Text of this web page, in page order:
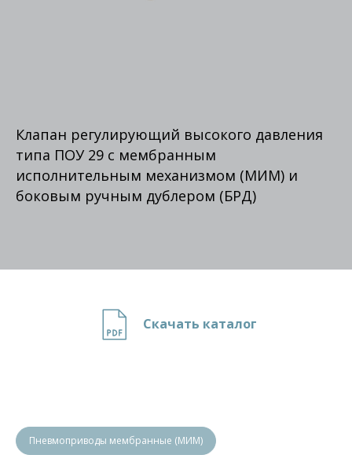
Клапан регулирующий высокого давления
типа ПОУ 29 с мембранным
исполнительным механизмом (МИМ) и
боковым ручным дублером (БРД)
Скачать каталог
Пневмоприводы мембранные (МИМ)